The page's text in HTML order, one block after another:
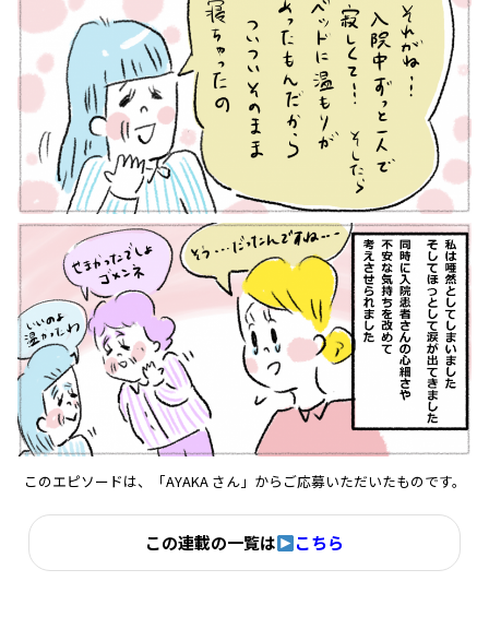
このエピソードは、「AYAKA さん」からご応募いただいたものです。
この連載の一覧は こちら